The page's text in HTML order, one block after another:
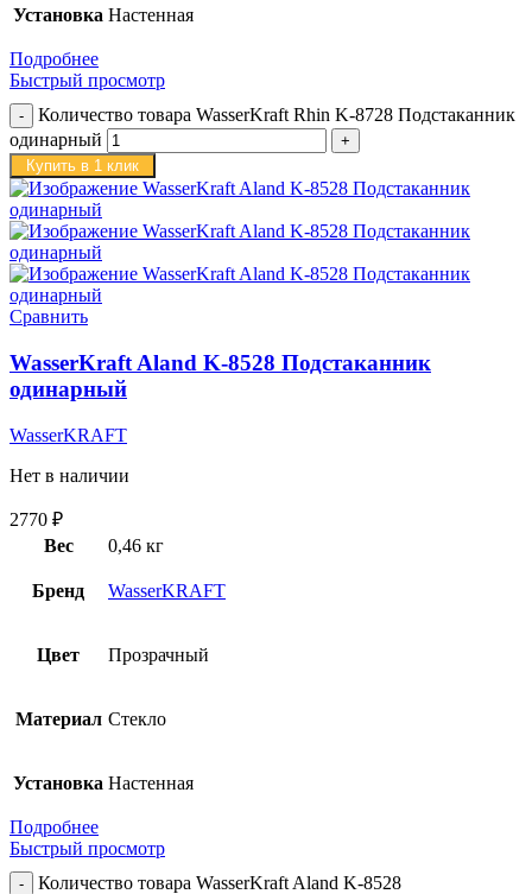
Установка Настенная
Подробнее
Быстрый просмотр
Количество товара WasserKraft Rhin K-8728 Подстаканник
одинарный
Купить в 1 клик
Сравнить
WasserKraft Aland K-8528 Подстаканник
одинарный
WasserKRAFT
Нет в наличии
2770 ₽
Вес
0,46 кг
Бренд WasserKRAFT
Цвет Прозрачный
Материал Стекло
Установка Настенная
Подробнее
Быстрый просмотр
Количество товара WasserKraft Aland K-8528